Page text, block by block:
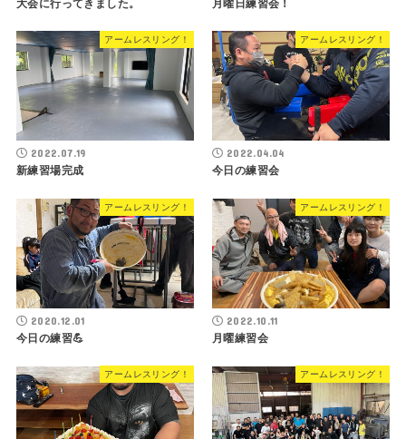
大会に行ってきました。 月曜日練習会！
アームレスリング！
2022.07.19
新練習場完成
アームレスリング！
2022.04.04
今日の練習会
アームレスリング！
2020.12.01
今日の練習💪
アームレスリング！
2022.10.11
月曜練習会
アームレスリング！ アームレスリング！